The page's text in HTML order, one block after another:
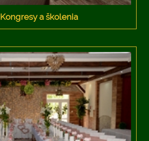
Kongresy a školenia